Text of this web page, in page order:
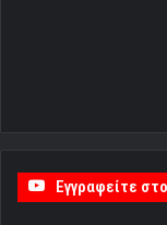
Εγγραφείτε